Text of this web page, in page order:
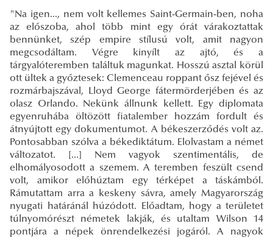
"Na igen..., nem volt kellemes Saint-Germain-ben, noha
az előszoba, ahol több mint egy órát várakoztattak
bennünket, szép empire stílusú volt, amit nagyon
megcsodáltam. Végre kinyílt az ajtó, és a
tárgyalóteremben találtuk magunkat. Hosszú asztal körül
ott ültek a győztesek: Clemenceau roppant ősz fejével és
rozmárbajszával, Lloyd George fátermörderjében és az
olasz Orlando. Nekünk állnunk kellett. Egy diplomata
egyenruhába öltözött fiatalember hozzám fordult és
átnyújtott egy dokumentumot. A békeszerződés volt az.
Pontosabban szólva a békediktátum. Elolvastam a német
változatot. [...] Nem vagyok szentimentális, de
elhomályosodott a szemem. A teremben feszült csend
volt, amikor előhúztam egy térképet a táskámból.
Rámutattam arra a keskeny sávra, amely Magyarország
nyugati határánál húzódott. Előadtam, hogy a területet
túlnyomórészt németek lakják, és utaltam Wilson 14
pontjára a népek önrendelkezési jogáról. A nagyok